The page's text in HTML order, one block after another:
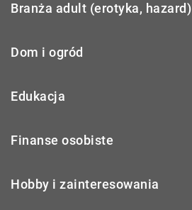
Branża adult (erotyka, hazard)
Dom i ogród
Edukacja
Finanse osobiste
Hobby i zainteresowania